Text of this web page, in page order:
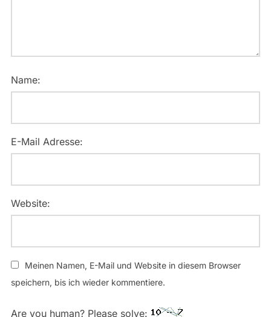
Name:
E-Mail Adresse:
Website:
Meinen Namen, E-Mail und Website in diesem Browser
speichern, bis ich wieder kommentiere.
Are you human? Please solve: